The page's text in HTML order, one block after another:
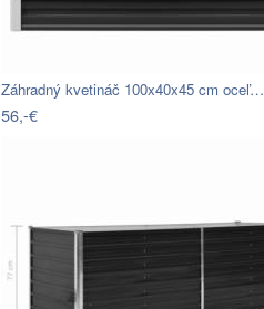
Záhradný kvetináč 100x40x45 cm oceľ…
56,-€